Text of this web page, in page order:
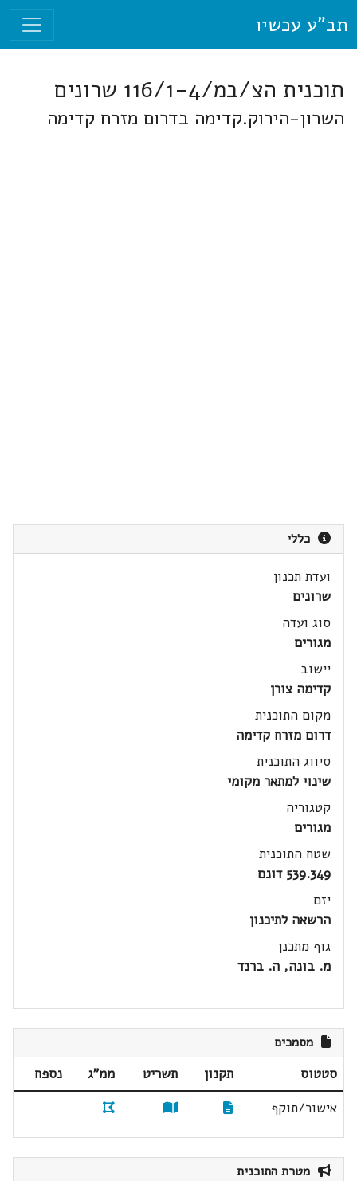
תב"ע עכשיו
תוכנית הצ/במ/116/1-4 שרונים
השרון-הירוק.קדימה בדרום מזרח קדימה
כללי
ועדת תכנון
שרונים
סוג ועדה
מגורים
יישוב
קדימה צורן
מקום התוכנית
דרום מזרח קדימה
סיווג התוכנית
שינוי למתאר מקומי
קטגוריה
מגורים
שטח התוכנית
539.349 דונם
יזם
הרשאה לתיכנון
גוף מתכנן
מ. בונה, ה. ברנד
מסמכים
סטטוס תקנון תשריט ממ"ג
נספח
אישור/תוקף
מטרת התוכנית